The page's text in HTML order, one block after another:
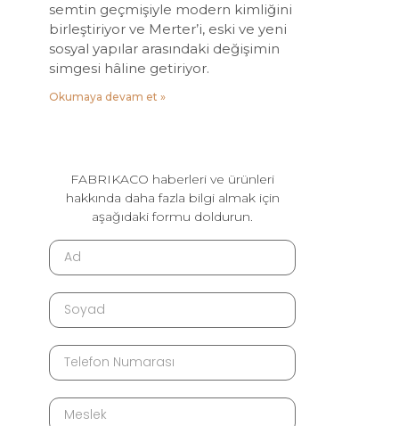
semtin geçmişiyle modern kimliğini
birleştiriyor ve Merter’i, eski ve yeni
sosyal yapılar arasındaki değişimin
simgesi hâline getiriyor.
Okumaya devam et »
FABRIKACO haberleri ve ürünleri
hakkında daha fazla bilgi almak için
aşağıdaki formu doldurun.